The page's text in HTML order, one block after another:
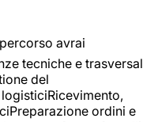
avrai
tecniche e
del
ordini e